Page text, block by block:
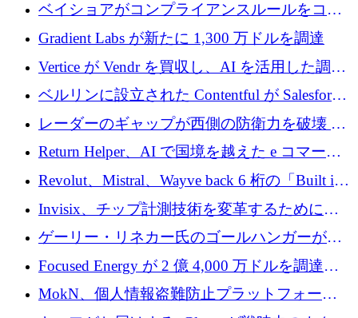
ベイショアがコンプライアンスルールをコー
ド化するために800万ドルを調達
Gradient Labs が新たに 1,300 万ドルを調達
Vertice が Vendr を買収し、AI を活用した調達
インテリジェンス プラットフォームを構築
ベルリンに設立された Contentful が Salesforce
に買収される
レーダーのギャップが西側の防衛力を破壊 —
そしてベルリンのチップスタートアップがそ
れを埋める
Return Helper、AI で国境を越えた e コマース
の返品を利益に変えるシリーズ A で 400 万ド
ルを調達
Revolut、Mistral、Wayve back 6 桁の「Built in
Europe」キャンペーン
Invisix、チップ計測技術を変革するために
2,000 万ユーロのシードラウンドを完了
ゲーリー・リネカー氏のゴールハンガーがVC
事業を開始
Focused Energy が 2 億 4,000 万ドルを調達、
TrueLayer が In3 を買収、ロンドンが首位の座
を奪還
MokN、個人情報盗難防止プラットフォーム